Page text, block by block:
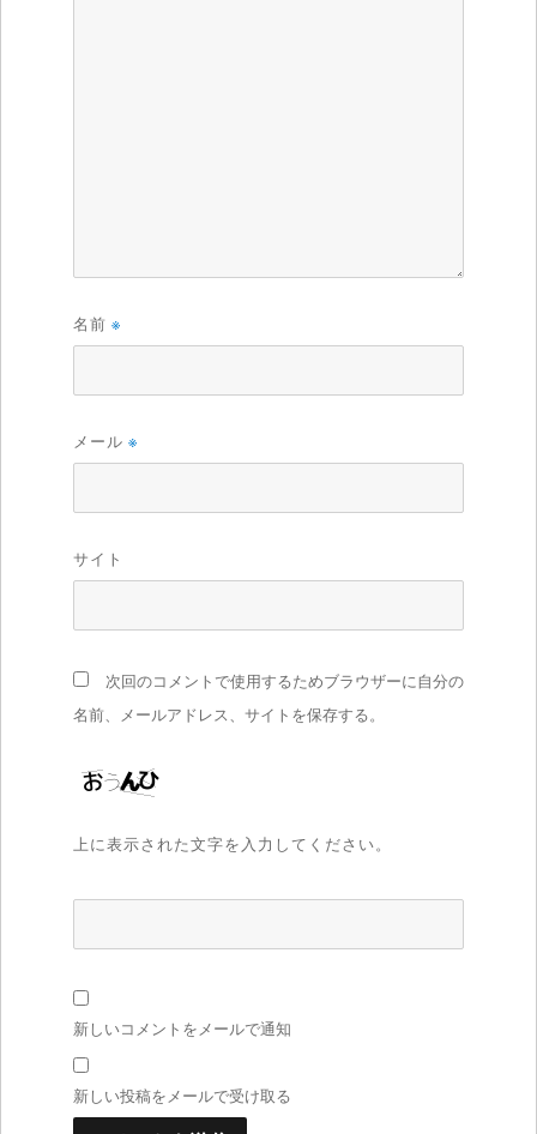
名前 ※
メール ※
サイト
次回のコメントで使用するためブラウザーに自分の
名前、メールアドレス、サイトを保存する。
上に表示された文字を入力してください。
新しいコメントをメールで通知
新しい投稿をメールで受け取る